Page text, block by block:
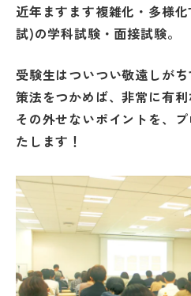
近年ますます複雑化・多様
試)の学科試験・面接試験。
受験生はついつい敬遠しが
策法をつかめば、非常に有
その外せないポイントを、
たします！